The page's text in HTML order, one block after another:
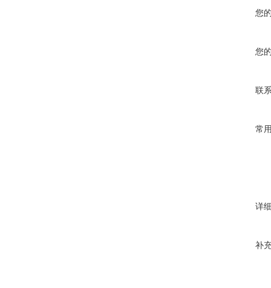
您
您
联
常
详
补